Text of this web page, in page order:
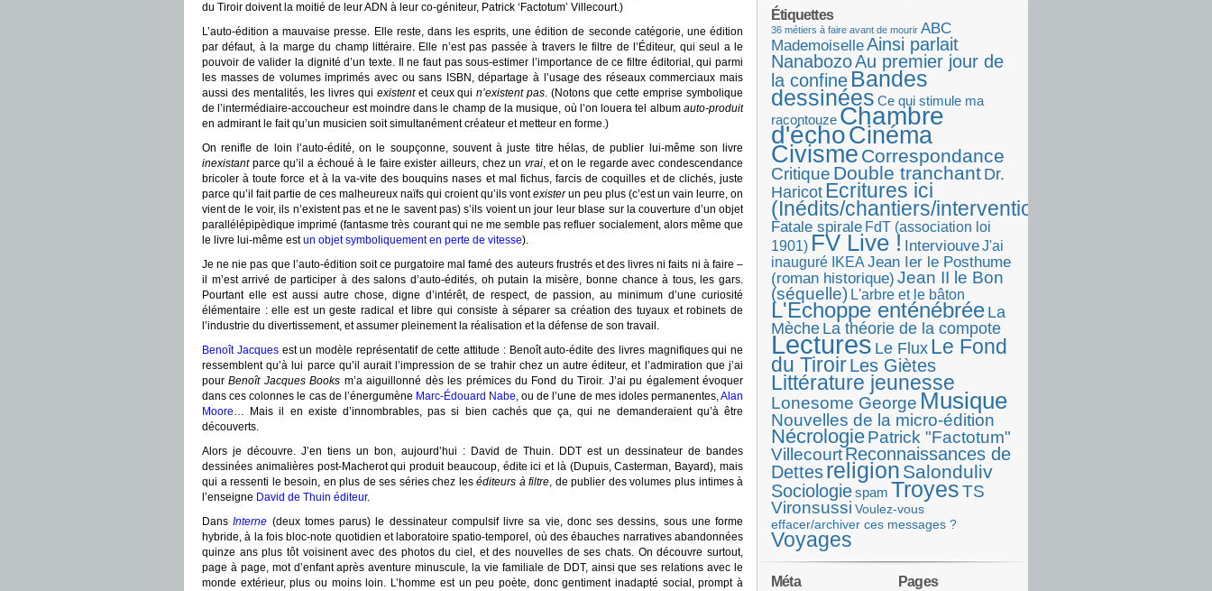
du Tiroir doivent la moitié de leur ADN à leur co-géniteur, Patrick ‘Factotum’ Villecourt.)
L’auto-édition a mauvaise presse. Elle reste, dans les esprits, une édition de seconde catégorie, une édition
par défaut, à la marge du champ littéraire. Elle n’est pas passée à travers le filtre de l’Éditeur, qui seul a le
pouvoir de valider la dignité d’un texte. Il ne faut pas sous-estimer l’importance de ce filtre éditorial, qui parmi
les masses de volumes imprimés avec ou sans ISBN, départage à l’usage des réseaux commerciaux mais
aussi des mentalités, les livres qui existentet ceux quin’existent pas. (Notons que cette emprise symbolique
de l’intermédiaire-accoucheur est moindre dans le champ de la musique, où l’on louera tel album auto-produit
en admirant le fait qu’un musicien soit simultanément créateur et metteur en forme.)
On renifle de loin l’auto-édité, on le soupçonne, souvent à juste titre hélas, de publier lui-même son livre
inexistantparce qu’il a échoué à le faire exister ailleurs, chez un vrai, et on le regarde avec condescendance
bricoler à toute force et à la va-vite des bouquins nases et mal fichus, farcis de coquilles et de clichés, juste
parce qu’il fait partie de ces malheureux naïfs qui croient qu’ils vontexisterun peu plus (c’est un vain leurre, on
vient de le voir, ils n’existent pas et ne le savent pas) s’ils voient un jour leur blase sur la couverture d’un objet
parallélépipèdique imprimé (fantasme très courant qui ne me semble pas refluer socialement, alors même que
le livre lui-même estun objet symboliquement en perte de vitesse).
Je ne nie pas que l’auto-édition soit ce purgatoire mal famé des auteurs frustrés et des livres ni faits ni à faire –
il m’est arrivé de participer à des salons d’auto-édités, oh putain la misère, bonne chance à tous, les gars.
Pourtant elle est aussi autre chose, digne d’intérêt, de respect, de passion, au minimum d’une curiosité
élémentaire : elle est un geste radical et libre qui consiste à séparer sa création des tuyaux et robinets de
l’industrie du divertissement, et assumer pleinement la réalisation et la défense de son travail.
Benoît Jacquesest un modèle représentatif de cette attitude : Benoît auto-édite des livres magnifiques qui ne
ressemblent qu’à lui parce qu’il aurait l’impression de se trahir chez un autre éditeur, et l’admiration que j’ai
pourBenoît Jacques Books m’a aiguillonné dès les prémices du Fond du Tiroir. J’ai pu également évoquer
dans ces colonnes le cas de l’énergumène Marc-Édouard Nabe, ou de l’une de mes idoles permanentes,Alan
Moore… Mais il en existe d’innombrables, pas si bien cachés que ça, qui ne demanderaient qu’à être
découverts.
Alors je découvre. J’en tiens un bon, aujourd’hui : David de Thuin. DDT est un dessinateur de bandes
dessinées animalières post-Macherot qui produit beaucoup, édite ici et là (Dupuis, Casterman, Bayard), mais
qui a ressenti le besoin, en plus de ses séries chez leséditeurs à filtre, de publier des volumes plus intimes à
l’enseigne David de Thuin éditeur.
DansInterne (deux tomes parus) le dessinateur compulsif livre sa vie, donc ses dessins, sous une forme
hybride, à la fois bloc-note quotidien et laboratoire spatio-temporel, où des ébauches narratives abandonnées
quinze ans plus tôt voisinent avec des photos du ciel, et des nouvelles de ses chats. On découvre surtout,
page à page, mot d’enfant après aventure minuscule, la vie familiale de DDT, ainsi que ses relations avec le
monde extérieur, plus ou moins loin. L’homme est un peu poète, donc gentiment inadapté social, prompt à
Étiquettes
36 métiers à faire avant de mourir ABC
MademoiselleAinsi parlait
NanabozoAu premier jour de
la confine Bandes
dessinées Ce qui stimule ma
racontouze Chambre
d'échoCinéma
Civisme Correspondance
Critique Double tranchant Dr.
Haricot Ecritures ici
(Inédits/chantiers/interventions)
Fatale spirale FdT (association loi
1901) FV Live ! InterviouveJ'ai
inauguré IKEA Jean Ier le Posthume
(roman historique) Jean II le Bon
(séquelle) L'arbre et le bâton
L'Echoppe enténébrée La
Mèche La théorie de la compote
LecturesLe FluxLe Fond
du TiroirLes Giètes
Littérature jeunesse
Lonesome George Musique
Nouvelles de la micro-édition
NécrologiePatrick "Factotum"
VillecourtReconnaissances de
Dettesreligion Salonduliv
Sociologiespam TroyesTS
Vironsussi Voulez-vous
effacer/archiver ces messages ?
Voyages
Pages
Méta